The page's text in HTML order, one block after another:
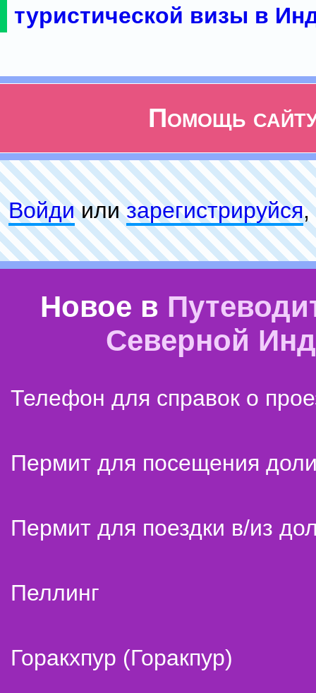
туристической визы в
Помощь
Войдиилизарeгиcтpируйся,
Новое в
Северной
Телефон для справок о
Пермит для посещения
Пермит для поездки в/из
Пеллинг
Горакхпур (Горакпур)